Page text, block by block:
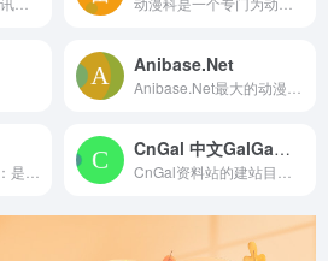
Anibase.Net
CnGal 中文GalGame资料站